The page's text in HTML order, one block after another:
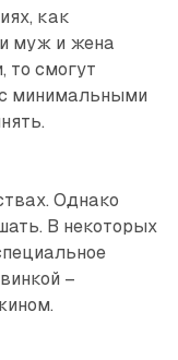
как
муж и жена
то смогут
минимальными
Однако
В некоторых
–